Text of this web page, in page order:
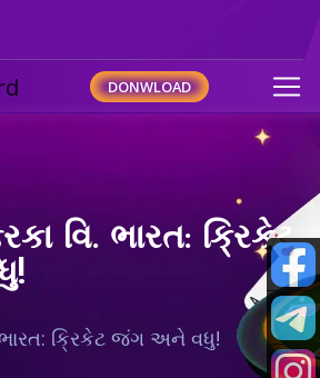
DONWLOAD
વિ. ભારત: ક્રિકેટ
ભારત: ક્રિકેટ જંગ અને વધુ!